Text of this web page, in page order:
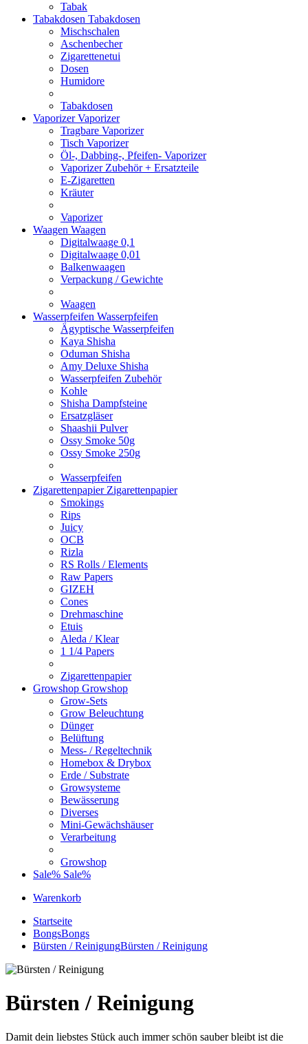
Tabak
Tabakdosen Tabakdosen
Mischschalen
Aschenbecher
Zigarettenetui
Dosen
Humidore
Tabakdosen
VaporizerVaporizer
Tragbare Vaporizer
Tisch Vaporizer
Öl-, Dabbing-, Pfeifen- Vaporizer
Vaporizer Zubehör + Ersatzteile
E-Zigaretten
Kräuter
Vaporizer
Waagen Waagen
Digitalwaage 0,1
Digitalwaage 0,01
Balkenwaagen
Verpackung / Gewichte
Waagen
Wasserpfeifen Wasserpfeifen
Ägyptische Wasserpfeifen
Kaya Shisha
Oduman Shisha
Amy Deluxe Shisha
Wasserpfeifen Zubehör
Kohle
Shisha Dampfsteine
Ersatzgläser
Shaashii Pulver
Ossy Smoke 50g
Ossy Smoke 250g
Wasserpfeifen
Zigarettenpapier Zigarettenpapier
Smokings
Rips
Juicy
OCB
Rizla
RS Rolls / Elements
Raw Papers
GIZEH
Cones
Drehmaschine
Etuis
Aleda / Klear
1 1/4 Papers
Zigarettenpapier
Growshop Growshop
Grow-Sets
Grow Beleuchtung
Dünger
Belüftung
Mess- / Regeltechnik
Homebox & Drybox
Erde / Substrate
Growsysteme
Bewässerung
Diverses
Mini-Gewächshäuser
Verarbeitung
Growshop
Sale% Sale%
Warenkorb
Startseite
BongsBongs
Bürsten / ReinigungBürsten / Reinigung
Bürsten / Reinigung
Damit dein liebstes Stück auch immer schön sauber bleibt ist die